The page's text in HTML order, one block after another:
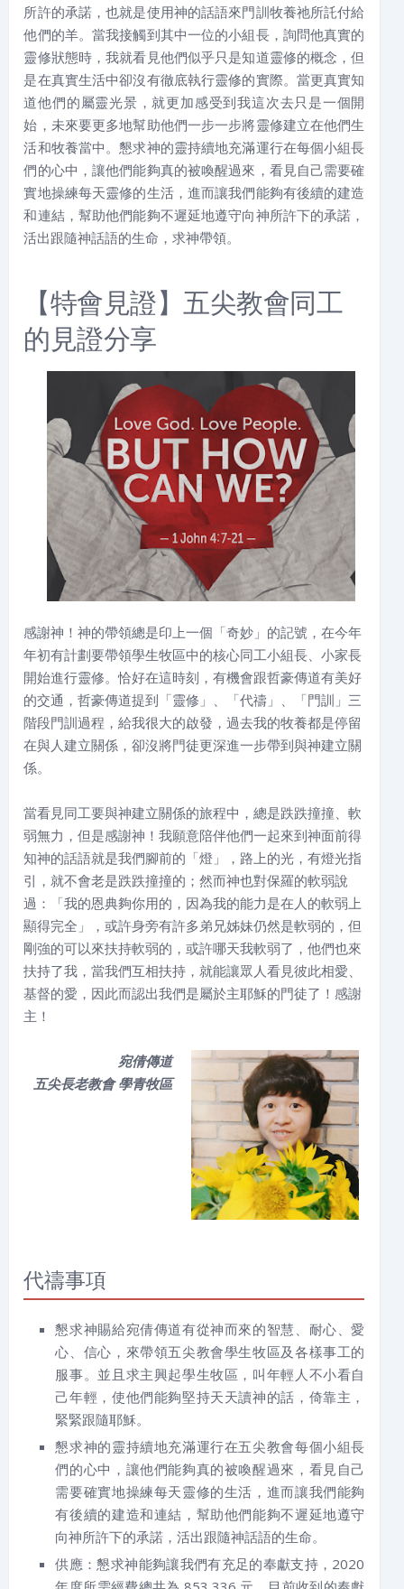
所許的承諾，也就是使用神的話語來門訓牧養祂所託付給
他們的羊。當我接觸到其中一位的小組長，詢問他真實的
靈修狀態時，我就看見他們似乎只是知道靈修的概念，但
是在真實生活中卻沒有徹底執行靈修的實際。當更真實知
道他們的屬靈光景，就更加感受到我這次去只是一個開
始，未來要更多地幫助他們一步一步將靈修建立在他們生
活和牧養當中。懇求神的靈持續地充滿運行在每個小組長
們的心中，讓他們能夠真的被喚醒過來，看見自己需要確
實地操練每天靈修的生活，進而讓我們能夠有後續的建造
和連結，幫助他們能夠不遲延地遵守向神所許下的承諾，
活出跟隨神話語的生命，求神帶領。
【特會見證】五尖教會同工
的見證分享
感謝神！神的帶領總是印上一個「奇妙」的記號，在今年
年初有計劃要帶領學生牧區中的核心同工小組長、小家長
開始進行靈修。恰好在這時刻，有機會跟哲豪傳道有美好
的交通，哲豪傳道提到「靈修」、「代禱」、「門訓」三
階段門訓過程，給我很大的啟發，過去我的牧養都是停留
在與人建立關係，卻沒將門徒更深進一步帶到與神建立關
係。
當看見同工要與神建立關係的旅程中，總是跌跌撞撞、軟
弱無力，但是感謝神！我願意陪伴他們一起來到神面前得
知神的話語就是我們腳前的「燈」，路上的光，有燈光指
引，就不會老是跌跌撞撞的；然而神也對保羅的軟弱說
過：「我的恩典夠你用的，因為我的能力是在人的軟弱上
顯得完全」，或許身旁有許多弟兄姊妹仍然是軟弱的，但
剛強的可以來扶持軟弱的，或許哪天我軟弱了，他們也來
扶持了我，當我們互相扶持，就能讓眾人看見彼此相愛、
基督的愛，因此而認出我們是屬於主耶穌的門徒了！感謝
主！
宛倩傳道
五尖長老教會學青牧區
代禱事項
懇求神賜給宛倩傳道有從神而來的智慧、耐心、愛
心、信心，來帶領五尖教會學生牧區及各樣事工的
服事。並且求主興起學生牧區，叫年輕人不小看自
己年輕，使他們能夠堅持天天讀神的話，倚靠主，
緊緊跟隨耶穌。
懇求神的靈持續地充滿運行在五尖教會每個小組長
們的心中，讓他們能夠真的被喚醒過來，看見自己
需要確實地操練每天靈修的生活，進而讓我們能夠
有後續的建造和連結，幫助他們能夠不遲延地遵守
向神所許下的承諾，活出跟隨神話語的生命。
供應：懇求神能夠讓我們有充足的奉獻支持，2020